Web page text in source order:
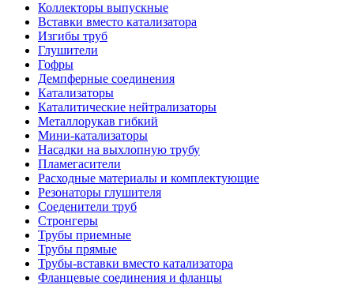
Коллекторы выпускные
Вставки вместо катализатора
Изгибы труб
Глушители
Гофры
Демпферные соединения
Катализаторы
Каталитические нейтрализаторы
Металлорукав гибкий
Мини-катализаторы
Насадки на выхлопную трубу
Пламегасители
Расходные материалы и комплектующие
Резонаторы глушителя
Соеденители труб
Стронгеры
Трубы приемные
Трубы прямые
Трубы-вставки вместо катализатора
Фланцевые соединения и фланцы